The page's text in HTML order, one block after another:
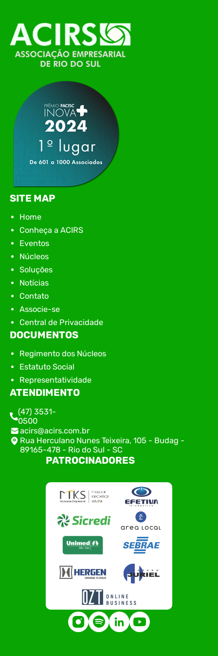
ACIRS, Jardel José Busarello, com os núcleos…
SITE MAP
Home
Conheça a ACIRS
Eventos
Núcleos
Soluções
Notícias
Contato
Associe-se
Central de Privacidade
DOCUMENTOS
Regimento dos Núcleos
Estatuto Social
Representatividade
ATENDIMENTO
(47) 3531-
0500
acirs@acirs.com.br
Rua Herculano Nunes Teixeira, 105 - Budag -
89165-478 - Rio do Sul - SC
PATROCINADORES